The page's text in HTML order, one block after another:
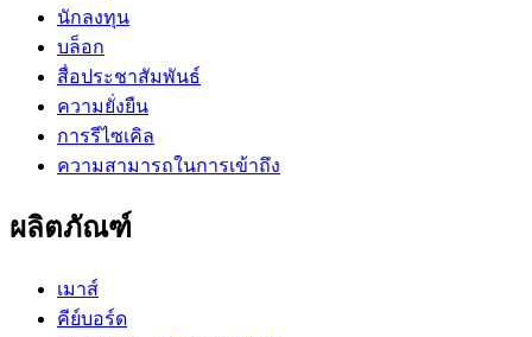
นักลงทุน
บล็อก
สื่อประชาสัมพันธ์
ความยั่งยืน
การรีไซเคิล
ความสามารถในการเข้าถึง
ผลิตภัณฑ์
เมาส์
คีย์บอร์ด